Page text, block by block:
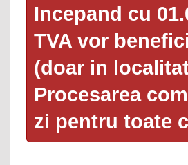
Incepand cu
TVA vor
(doar in
Procesarea
zi pentru toate